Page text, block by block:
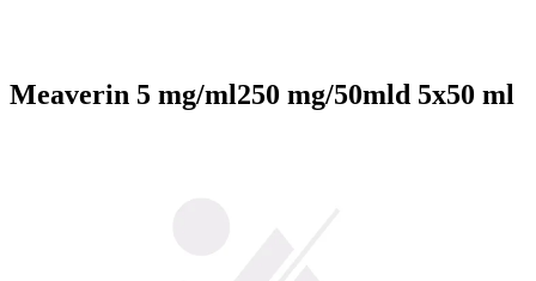
Meaverin 5 mg/ml250 mg/50mld 5x50 ml